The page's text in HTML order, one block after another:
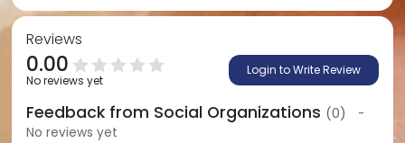
Reviews
0.00
No reviews yet
Login to Write Review
Feedback from Social Organizations (0)
-
No reviews yet